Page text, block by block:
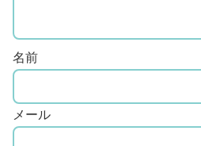
名前
メール